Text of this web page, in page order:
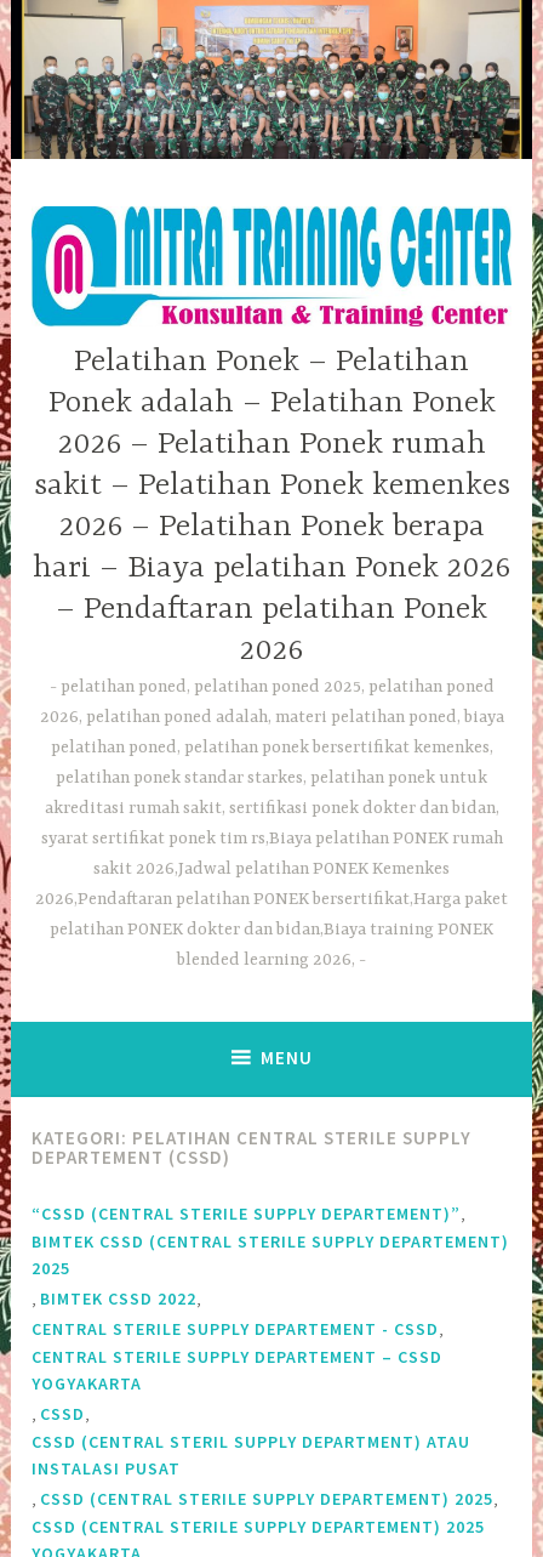
Skip
to
content
Pelatihan Ponek – Pelatihan
Ponek adalah – Pelatihan Ponek
2026 – Pelatihan Ponek rumah
sakit – Pelatihan Ponek kemenkes
2026 – Pelatihan Ponek berapa
hari – Biaya pelatihan Ponek 2026
– Pendaftaran pelatihan Ponek
2026
pelatihan poned, pelatihan poned 2025, pelatihan poned
2026, pelatihan poned adalah, materi pelatihan poned, biaya
pelatihan poned, pelatihan ponek bersertifikat kemenkes,
pelatihan ponek standar starkes, pelatihan ponek untuk
akreditasi rumah sakit, sertifikasi ponek dokter dan bidan,
syarat sertifikat ponek tim rs,Biaya pelatihan PONEK rumah
sakit 2026,Jadwal pelatihan PONEK Kemenkes
2026,Pendaftaran pelatihan PONEK bersertifikat,Harga paket
pelatihan PONEK dokter dan bidan,Biaya training PONEK
blended learning 2026,
MENU
KATEGORI: PELATIHAN CENTRAL STERILE SUPPLY
DEPARTEMENT (CSSD)
“CSSD (CENTRAL STERILE SUPPLY DEPARTEMENT)”,
BIMTEK CSSD (CENTRAL STERILE SUPPLY DEPARTEMENT)
2025
, BIMTEK CSSD 2022,
CENTRAL STERILE SUPPLY DEPARTEMENT - CSSD,
CENTRAL STERILE SUPPLY DEPARTEMENT – CSSD
YOGYAKARTA
, CSSD,
CSSD (CENTRAL STERIL SUPPLY DEPARTMENT) ATAU
INSTALASI PUSAT
, CSSD (CENTRAL STERILE SUPPLY DEPARTEMENT) 2025,
CSSD (CENTRAL STERILE SUPPLY DEPARTEMENT) 2025